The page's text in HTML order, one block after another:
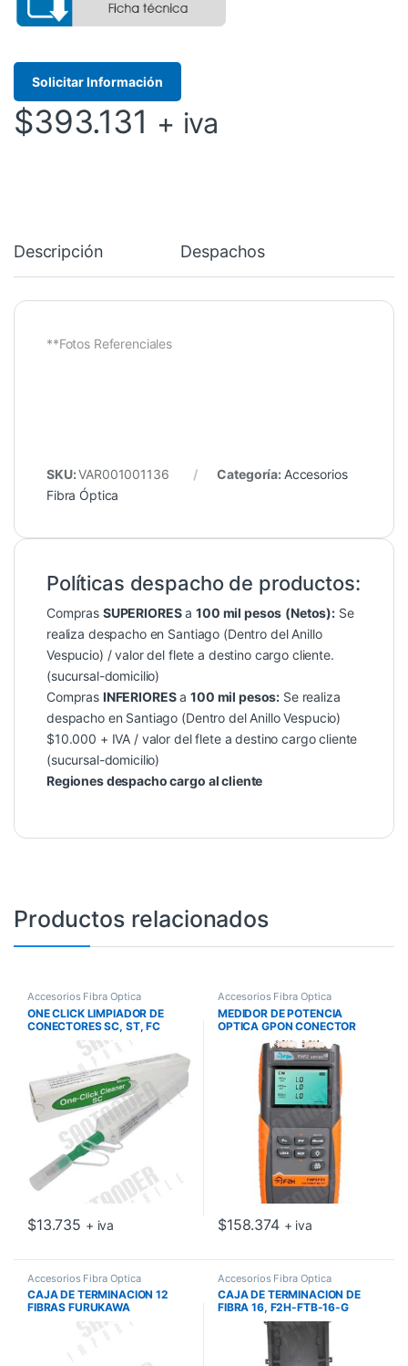
Solicitar Información
$393.131 + iva
Descripción Despachos
**Fotos Referenciales
SKU:VAR001001136 Categoría: Accesorios
Fibra Óptica
Políticas despacho de productos:
Compras SUPERIORESa100 mil pesos (Netos): Se
realiza despacho en Santiago (Dentro del Anillo
Vespucio) / valor del flete a destino cargo cliente.
(sucursal-domicilio)
Compras INFERIORESa100 mil pesos: Se realiza
despacho en Santiago (Dentro del Anillo Vespucio)
$10.000 + IVA / valor del flete a destino cargo cliente
(sucursal-domicilio)
Regiones despacho cargo al cliente
Productos relacionados
Accesorios Fibra Óptica
ONE CLICK LIMPIADOR DE
CONECTORES SC, ST, FC
$13.735 + iva
Accesorios Fibra Óptica
MEDIDOR DE POTENCIA
OPTICA GPON CONECTOR
UPC (POWER METER)
FHP2P01
$158.374 + iva
Accesorios Fibra Óptica
CAJA DE TERMINACION 12
FIBRAS FURUKAWA
Accesorios Fibra Óptica
CAJA DE TERMINACION DE
FIBRA 16, F2H-FTB-16-G